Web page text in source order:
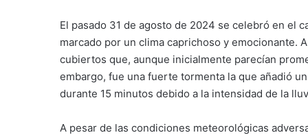
El pasado 31 de agosto de 2024 se celebró en el
marcado por un clima caprichoso y emocionante.
cubiertos que, aunque inicialmente parecían
embargo, fue una fuerte tormenta la que añadió
durante 15 minutos debido a la intensidad de la
A pesar de las condiciones meteorológicas